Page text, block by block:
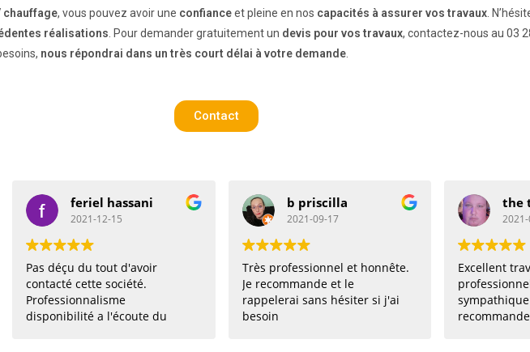
chauffage, vous pouvez avoir une confianceet pleine en nos capacités à assurer vos travaux .
réalisations . Pour demander gratuitement un devis pour vos travaux, contactez-nous au 03
nous répondrai dans un très court délai à votre demande
Contact
d'avoir
du
b priscilla
Très professionnel et honnête.
Je recommande et le
rappelerai sans hésiter si j'ai
besoin
the tiger 59
Excellent travail , très
professionnel et super
sympathique je le